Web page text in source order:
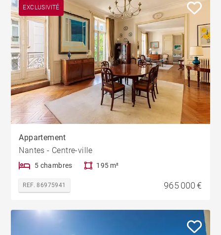
EXCLUSIVITÉ
Appartement
Nantes - Centre-ville
5 chambres 195 m²
REF. 86975941 965 000 €